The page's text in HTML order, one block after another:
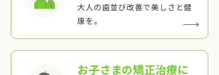
大人の歯並び改善で美しさと健
康を。
お子さまの矯正治療に